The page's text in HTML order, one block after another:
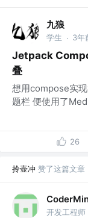
九狼
学生 · 3年
Jetpack
叠
想用compose实
题栏 便使用了
26
拎壶冲 赞了这篇文章
开发工程师